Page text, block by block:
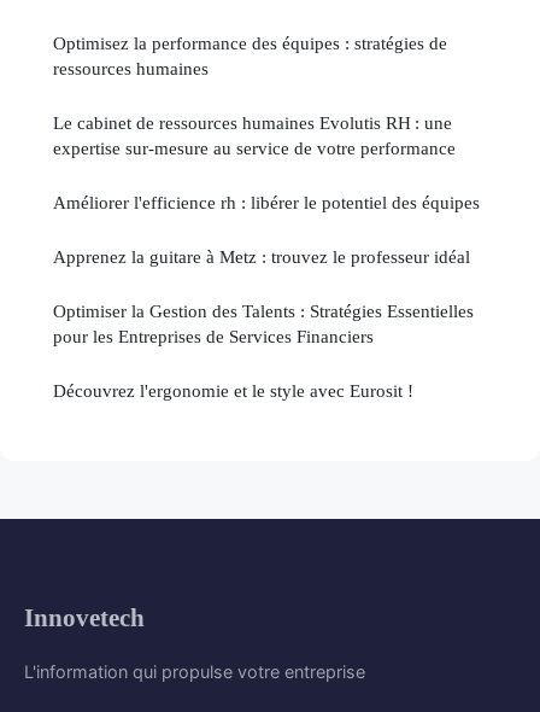
Optimisez la performance des équipes : stratégies de
ressources humaines
Le cabinet de ressources humaines Evolutis RH : une
expertise sur-mesure au service de votre performance
Améliorer l'efficience rh : libérer le potentiel des équipes
Apprenez la guitare à Metz : trouvez le professeur idéal
Optimiser la Gestion des Talents : Stratégies Essentielles
pour les Entreprises de Services Financiers
Découvrez l'ergonomie et le style avec Eurosit !
Innovetech
L'information qui propulse votre entreprise